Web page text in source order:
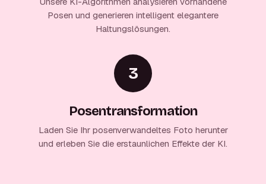
Posen und generieren intelligent elegantere
Haltungslösungen.
3
Posentransformation
Laden Sie Ihr posenverwandeltes Foto herunter
und erleben Sie die erstaunlichen Effekte der KI.